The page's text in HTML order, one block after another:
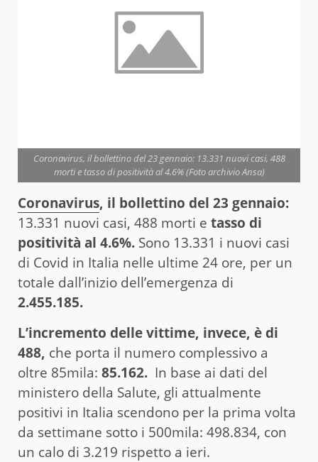
Coronavirus, il bollettino del 23 gennaio: 13.331 nuovi casi, 488
morti e tasso di positività al 4.6% (Foto archivio Ansa)
Coronavirus, il bollettino del 23 gennaio:
13.331 nuovi casi, 488 morti e tasso di
positività al 4.6%. Sono 13.331 i nuovi casi
di Covid in Italia nelle ultime 24 ore, per un
totale dall’inizio dell’emergenza di
2.455.185.
L’incremento delle vittime, invece, è di
488, che porta il numero complessivo a
oltre 85mila: 85.162. In base ai dati del
ministero della Salute, gli attualmente
positivi in Italia scendono per la prima volta
da settimane sotto i 500mila: 498.834, con
un calo di 3.219 rispetto a ieri.